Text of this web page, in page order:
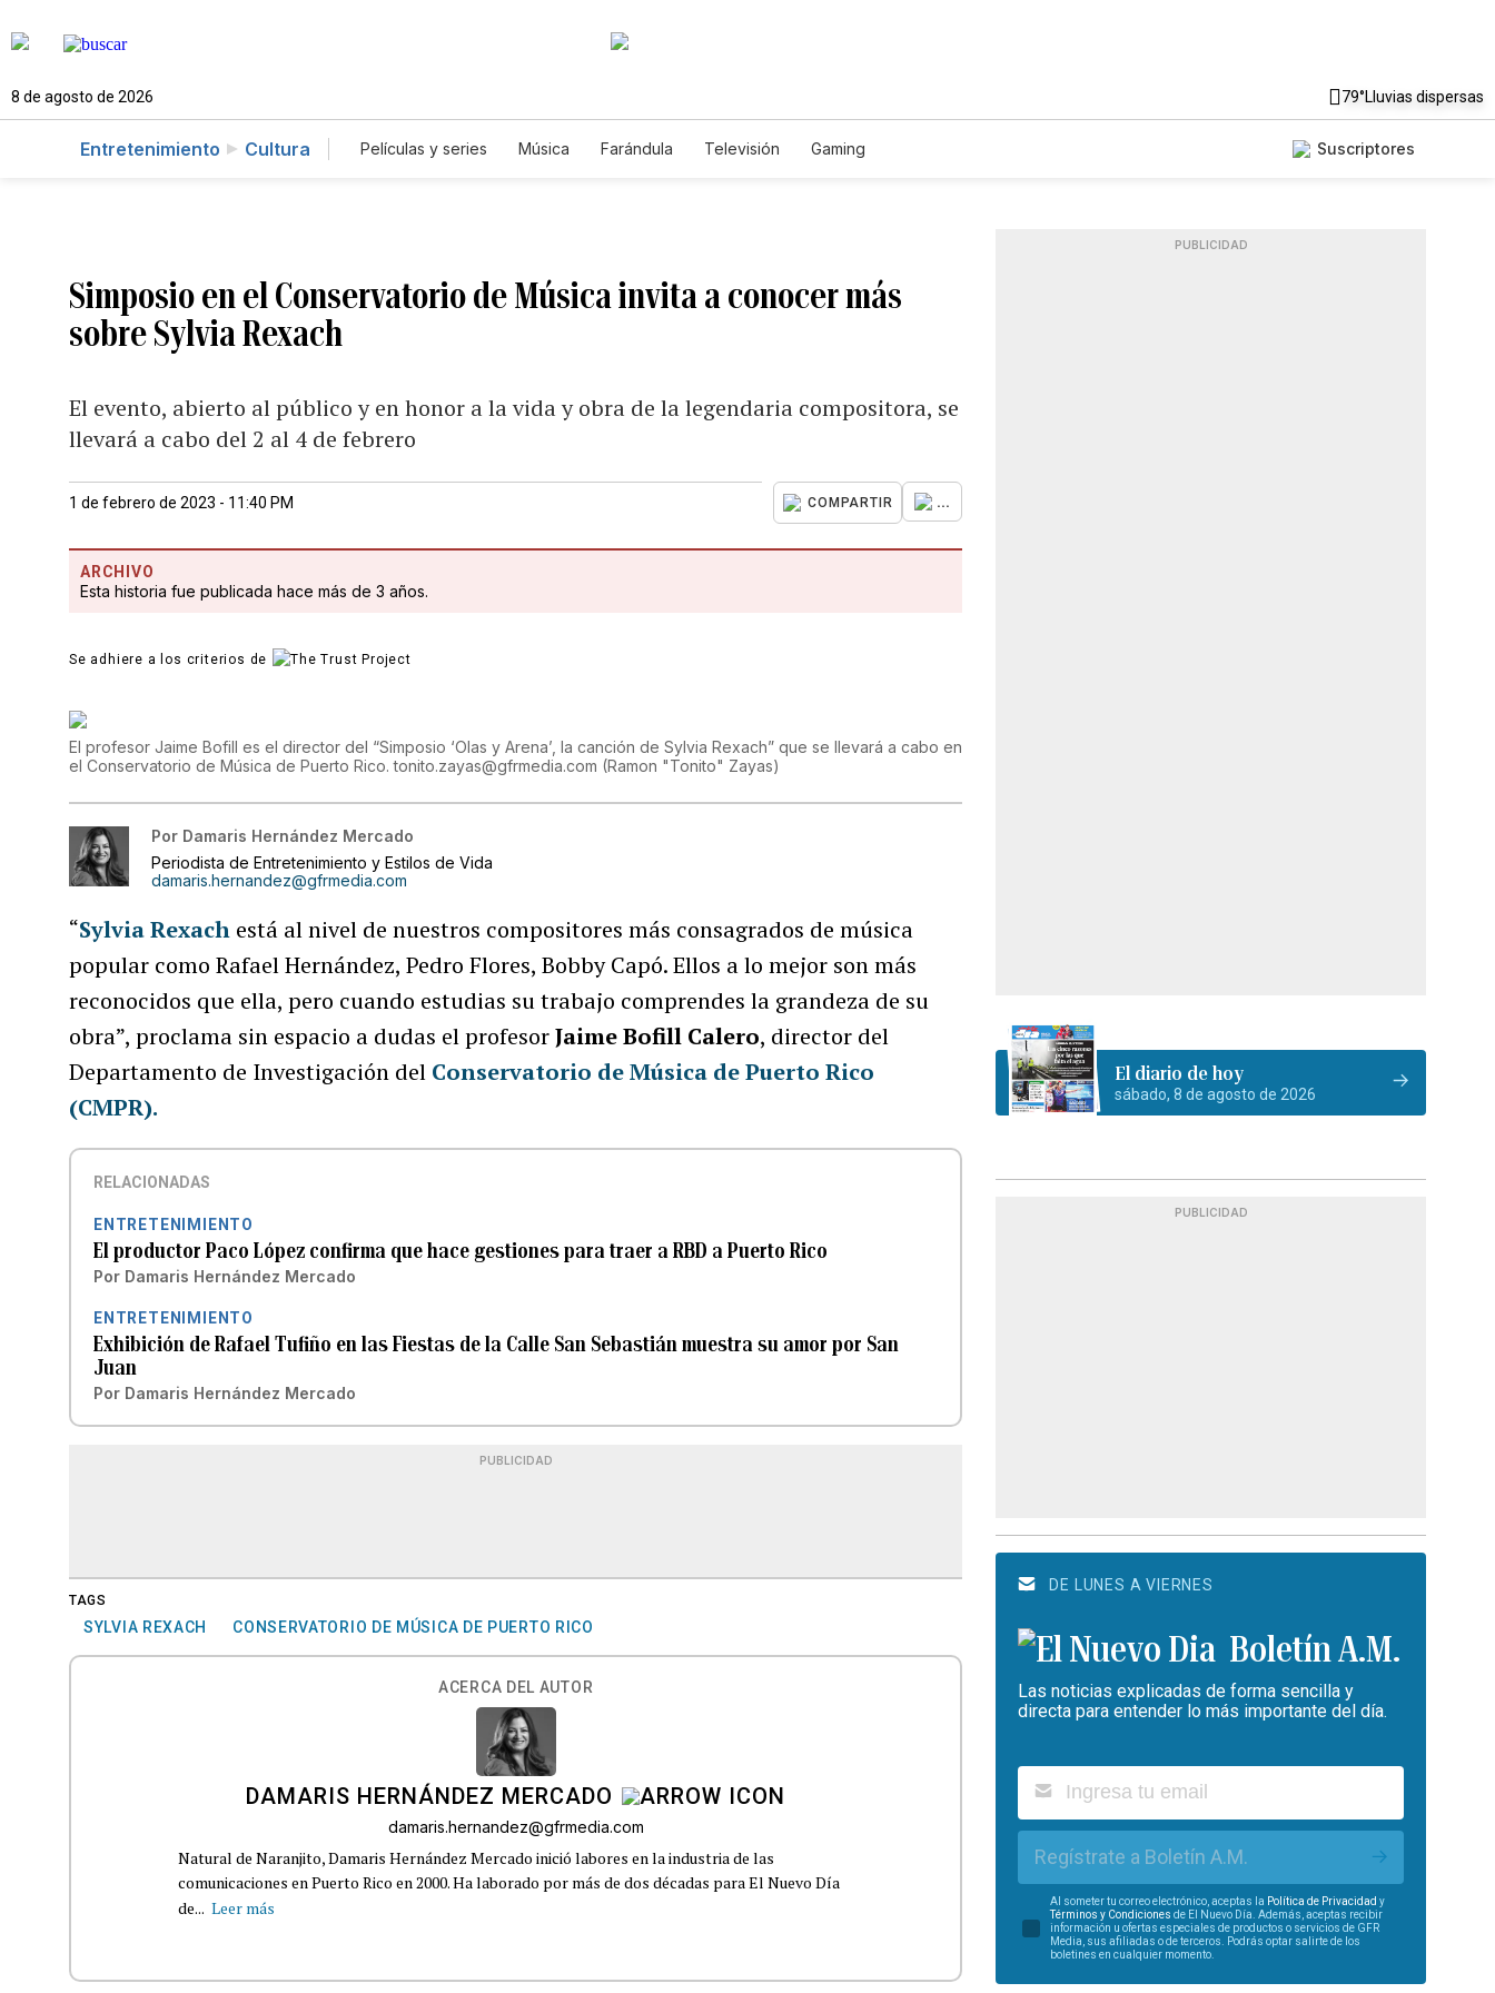
8 de agosto de 2026 79°Lluvias dispersas
Entretenimiento Cultura Películas y series Música Farándula Televisión Gaming Suscriptores
Simposio en el Conservatorio de Música invita a conocer más
sobre Sylvia Rexach
El evento, abierto al público y en honor a la vida y obra de la legendaria compositora, se
llevará a cabo del 2 al 4 de febrero
1 de febrero de 2023 - 11:40 PM COMPARTIR ...
ARCHIVO
Esta historia fue publicada hace más de 3 años.
Se adhiere a los criterios de
El profesor Jaime Bofill es el director del “Simposio ‘Olas y Arena’, la canción de Sylvia Rexach” que se llevará a cabo en
el Conservatorio de Música de Puerto Rico. tonito.zayas@gfrmedia.com (Ramon "Tonito" Zayas)
Por Damaris Hernández Mercado
Periodista de Entretenimiento y Estilos de Vida
damaris.hernandez@gfrmedia.com
“Sylvia Rexach está al nivel de nuestros compositores más consagrados de música
popular como Rafael Hernández, Pedro Flores, Bobby Capó. Ellos a lo mejor son más
reconocidos que ella, pero cuando estudias su trabajo comprendes la grandeza de su
obra”, proclama sin espacio a dudas el profesorJaime Bofill Calero, director del
Departamento de Investigación del Conservatorio de Música de Puerto Rico
(CMPR).
RELACIONADAS
ENTRETENIMIENTO
El productor Paco López confirma que hace gestiones para traer a RBD a Puerto Rico
Por Damaris Hernández Mercado
ENTRETENIMIENTO
Exhibición de Rafael Tufiño en las Fiestas de la Calle San Sebastián muestra su amor por San
Juan
Por Damaris Hernández Mercado
PUBLICIDAD
TAGS
SYLVIA REXACH CONSERVATORIO DE MÚSICA DE PUERTO RICO
ACERCA DEL AUTOR
DAMARIS HERNÁNDEZ MERCADO
damaris.hernandez@gfrmedia.com
Natural de Naranjito, Damaris Hernández Mercado inició labores en la industria de las
comunicaciones en Puerto Rico en 2000. Ha laborado por más de dos décadas para El Nuevo Día
de... Leer más
PUBLICIDAD
El diario de hoy
sábado, 8 de agosto de 2026
PUBLICIDAD
DE LUNES A VIERNES
Boletín A.M.
Las noticias explicadas de forma sencilla y
directa para entender lo más importante del día.
Regístrate a Boletín A.M.
Al someter tu correo electrónico, aceptas la Política de Privacidad y
Términos y Condiciones de El Nuevo Día. Además, aceptas recibir
información u ofertas especiales de productos o servicios de GFR
Media, sus afiliadas o de terceros. Podrás optar salirte de los
boletines en cualquier momento.